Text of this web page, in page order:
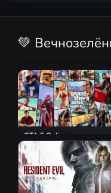
💚
GTA 5 Online